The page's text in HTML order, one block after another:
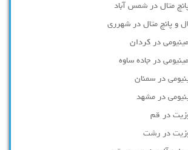
متال در شمس آباد
و پانچ متال در شهرری
در کردان
در جاده ساوه
در سمنان
در مشهد
در قم
در رشت